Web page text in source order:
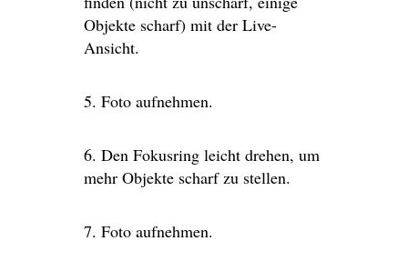
Objekte scharf) mit der Live-
Ansicht.
5. Foto aufnehmen.
6. Den Fokusring leicht drehen, um
mehr Objekte scharf zu stellen.
7. Foto aufnehmen.